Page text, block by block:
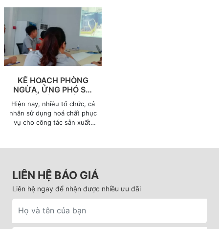
KẾ HOẠCH PHÒNG
NGỪA, ỨNG PHÓ SỰ
CỐ HÓA CHẤT
Hiện nay, nhiều tổ chức, cá
nhân sử dụng hoá chất phục
vụ cho công tác sản xuất.
ứng phó sự cố hóa chất, các
lúng túng, thắc mắc không
rõ Kế hoạch phòng ngừa
ứng phó sự cố hóa chất là
lập Kế hoạch này không?
Văn bản nào quy định về xây
dựng kế hoạch phòng ngừa
LIÊN HỆ BÁO GIÁ
Liên hệ ngay để nhận được nhiều ưu đãi